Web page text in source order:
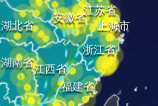
湖北省
江西省
江苏省
浙江省
湖南省
安徽省
上海市
福建省